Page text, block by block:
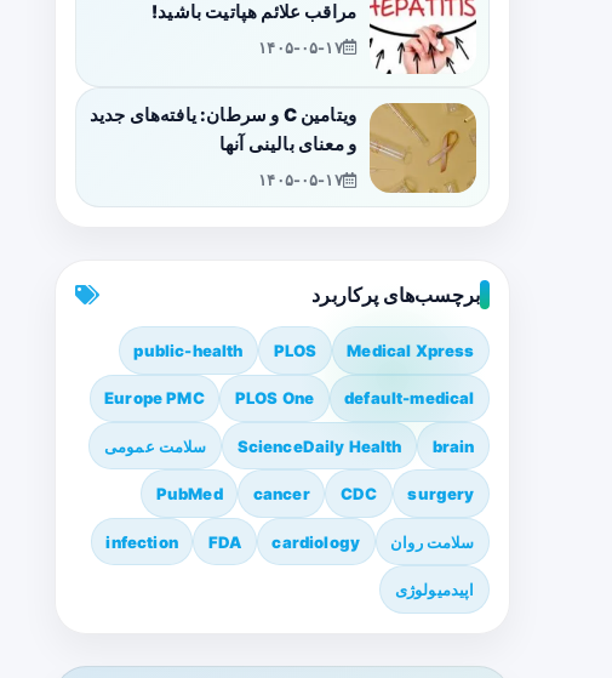
مراقب علائم هپاتیت باشید!
۱۴۰۵-۰۵-۱۷
ویتامین C و سرطان: یافته‌های جدید
و معنای بالینی آنها
۱۴۰۵-۰۵-۱۷
برچسب‌های پرکاربرد
Medical Xpress
PLOS
public-health
default-medical
PLOS One
Europe PMC
brain
ScienceDaily Health سلامت عمومی
surgery
CDC
cancer
PubMed
سلامت روان cardiology
FDA
infection
اپیدمیولوژی